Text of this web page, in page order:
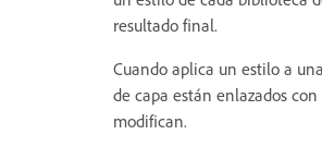
resultado final.
Cuando aplica un estilo a
de capa están enlazados
modifican.